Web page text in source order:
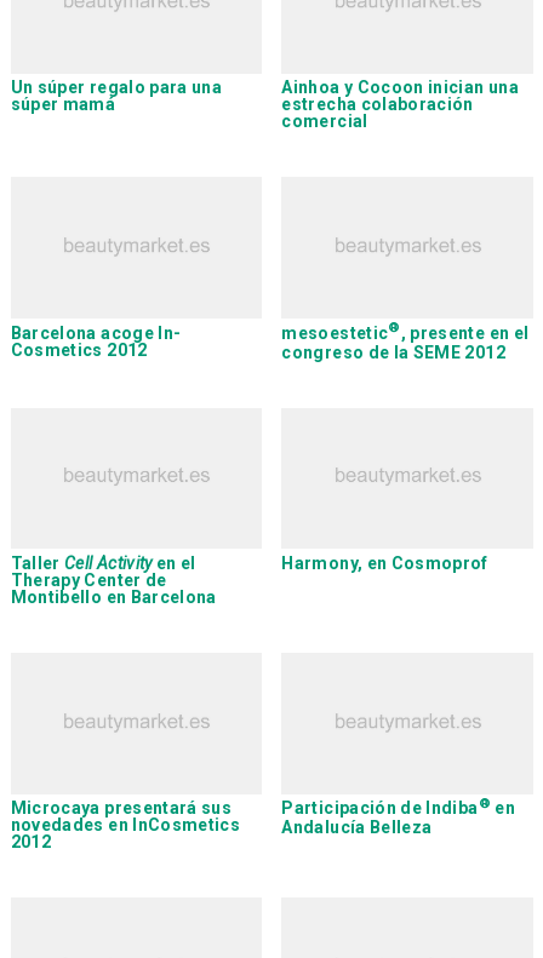
Un súper regalo para una
súper mamá
Ainhoa y Cocoon inician una
estrecha colaboración
comercial
Barcelona acoge In-
Cosmetics 2012
mesoestetic® , presente en el
congreso de la SEME 2012
TallerCell Activityen el
Therapy Center de
Montibello en Barcelona
Harmony, en Cosmoprof
Microcaya presentará sus
novedades en InCosmetics
2012
Participación de Indiba® en
Andalucía Belleza